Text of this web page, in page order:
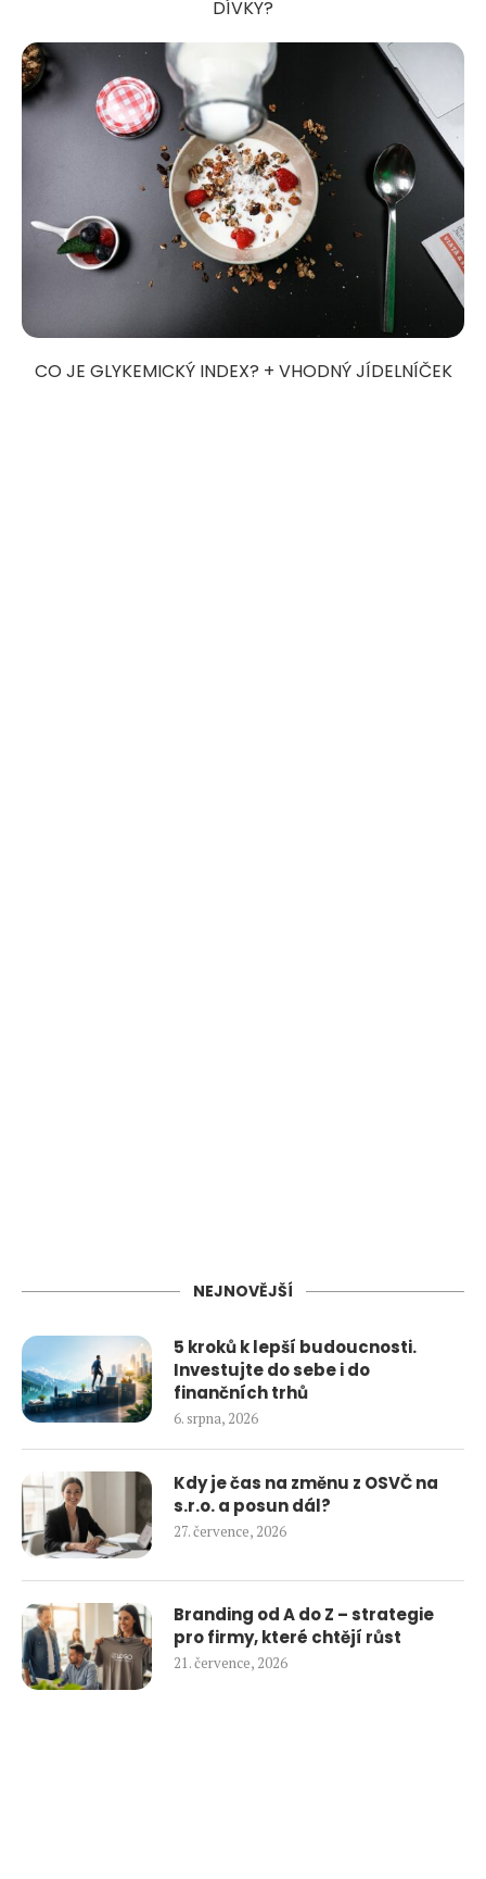
DÍVKY?
CO JE GLYKEMICKÝ INDEX? + VHODNÝ JÍDELNÍČEK
NEJNOVĚJŠÍ
5 kroků k lepší budoucnosti.
Investujte do sebe i do
finančních trhů
6. srpna, 2026
Kdy je čas na změnu z OSVČ na
s.r.o. a posun dál?
27. července, 2026
Branding od A do Z – strategie
pro firmy, které chtějí růst
21. července, 2026